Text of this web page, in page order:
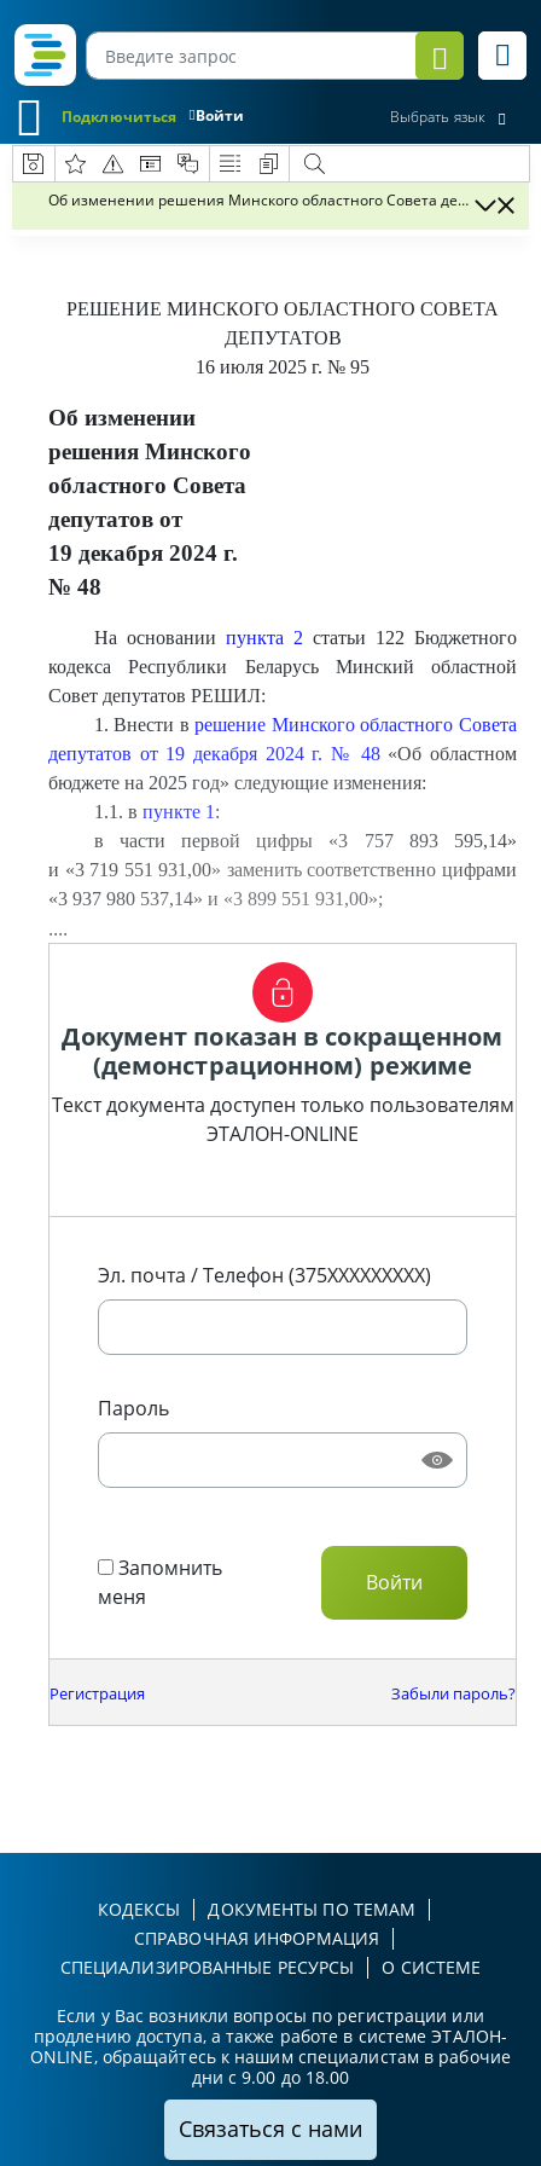
Войти
Подключиться Выбрать язык
Об изменении решения Минского областного Совета депутатов от
РЕШЕНИЕ МИНСКОГО ОБЛАСТНОГО СОВЕТА
ДЕПУТАТОВ
16 июля 2025 г. № 95
Об изменении
решения Минского
областного Совета
депутатов от
19 декабря 2024 г.
№ 48
На основании пункта 2 статьи 122 Бюджетного
кодекса Республики Беларусь Минский областной
Совет депутатов РЕШИЛ:
1. Внести врешение Минского областного Совета
депутатов от 19 декабря 2024 г. № 48«Об областном
бюджете на 2025 год» следующие изменения:
1.1. в пункте 1 :
в части первой цифры «3 757 893 595,14»
и «3 719 551 931,00» заменить соответственно цифрами
«3 937 980 537,14» и «3 899 551 931,00»;
....
Документ показан в сокращенном
(демонстрационном) режиме
Текст документа доступен только пользователям
ЭТАЛОН-ONLINE
Эл. почта / Телефон (375XXXXXXXXX)
Пароль
Запомнить
меня
Регистрация Забыли пароль?
КОДЕКСЫ
ДОКУМЕНТЫ ПО ТЕМАМ
СПРАВОЧНАЯ ИНФОРМАЦИЯ
СПЕЦИАЛИЗИРОВАННЫЕ РЕСУРСЫ
О СИСТЕМЕ
Если у Вас возникли вопросы по регистрации или
продлению доступа, а также работе в системе ЭТАЛОН-
ONLINE, обращайтесь к нашим специалистам в рабочие
дни с 9.00 до 18.00
Связаться с нами